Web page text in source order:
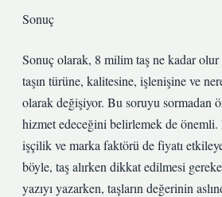
Sonuç
Sonuç olarak, 8 milim taş ne kadar olur
taşın türüne, kalitesine, işlenişine ve
olarak değişiyor. Bu soruyu sormadan
hizmet edeceğini belirlemek de önemli.
işçilik ve marka faktörü de fiyatı
böyle, taş alırken dikkat edilmesi
yazıyı yazarken, taşların değerinin